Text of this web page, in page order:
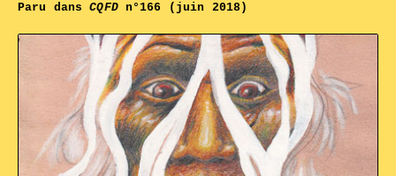
Paru dansCQFDn°166 (juin 2018)